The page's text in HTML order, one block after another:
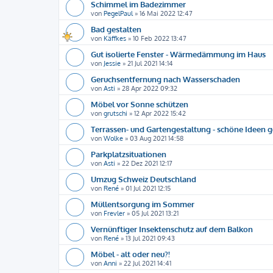
Schimmel im Badezimmer
von PegelPaul» 16 Mai 2022 12:47
Bad gestalten
von Käffkes » 10 Feb 2022 13:47
Gut isolierte Fenster - Wärmedämmung im Haus
von Jessie » 21 Jul 2021 14:14
Geruchsentfernung nach Wasserschaden
von Asti » 28 Apr 2022 09:32
Möbel vor Sonne schützen
von grutschi » 12 Apr 2022 15:42
Terrassen- und Gartengestaltung - schöne Ideen
von Wolke » 03 Aug 2021 14:58
Parkplatzsituationen
von Asti » 22 Dez 2021 12:17
Umzug Schweiz Deutschland
von René » 01 Jul 2021 12:15
Müllentsorgung im Sommer
von Frevler » 05 Jul 2021 13:21
Vernünftiger Insektenschutz auf dem Balkon
von René » 13 Jul 2021 09:43
Möbel - alt oder neu?!
von Anni » 22 Jul 2021 14:41